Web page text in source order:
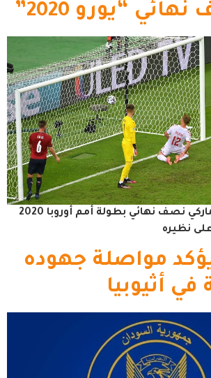
“يورو 2020”
وصل المنتخب الدنماركي نصف نهائي بطولة أمم أوروبا 2020
نظيره
مواصلة جهوده
في أثيوبيا